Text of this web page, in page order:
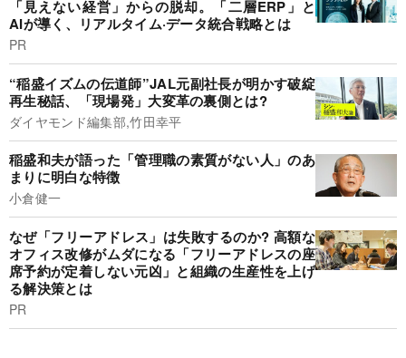
「見えない経営」からの脱却。「二層ERP」と
AIが導く、リアルタイム·データ統合戦略とは
PR
“稲盛イズムの伝道師”JAL元副社長が明かす破綻
再生秘話、「現場発」大変革の裏側とは?
ダイヤモンド編集部,竹田幸平
稲盛和夫が語った「管理職の素質がない人」のあ
まりに明白な特徴
小倉健一
なぜ「フリーアドレス」は失敗するのか? 高額な
オフィス改修がムダになる「フリーアドレスの座
席予約が定着しない元凶」と組織の生産性を上げ
る解決策とは
PR